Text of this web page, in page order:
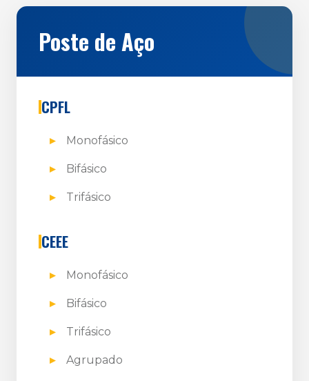
Poste de Aço
CPFL
Monofásico
Bifásico
Trifásico
CEEE
Monofásico
Bifásico
Trifásico
Agrupado